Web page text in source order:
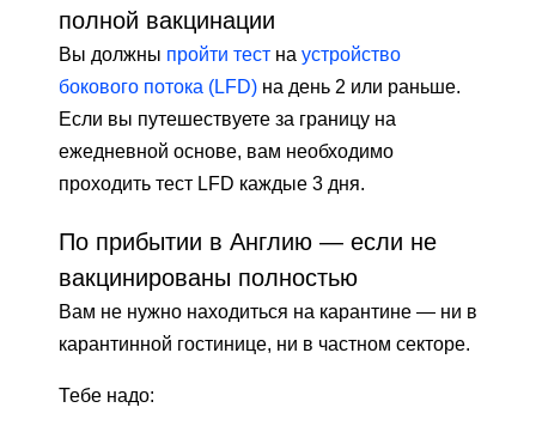
полной вакцинации
Вы должны пройти тест на устройство
бокового потока (LFD) на день 2 или раньше.
Если вы путешествуете за границу на
ежедневной основе, вам необходимо
проходить тест LFD каждые 3 дня.
По прибытии в Англию — если не
вакцинированы полностью
Вам не нужно находиться на карантине — ни в
карантинной гостинице, ни в частном секторе.
Тебе надо: